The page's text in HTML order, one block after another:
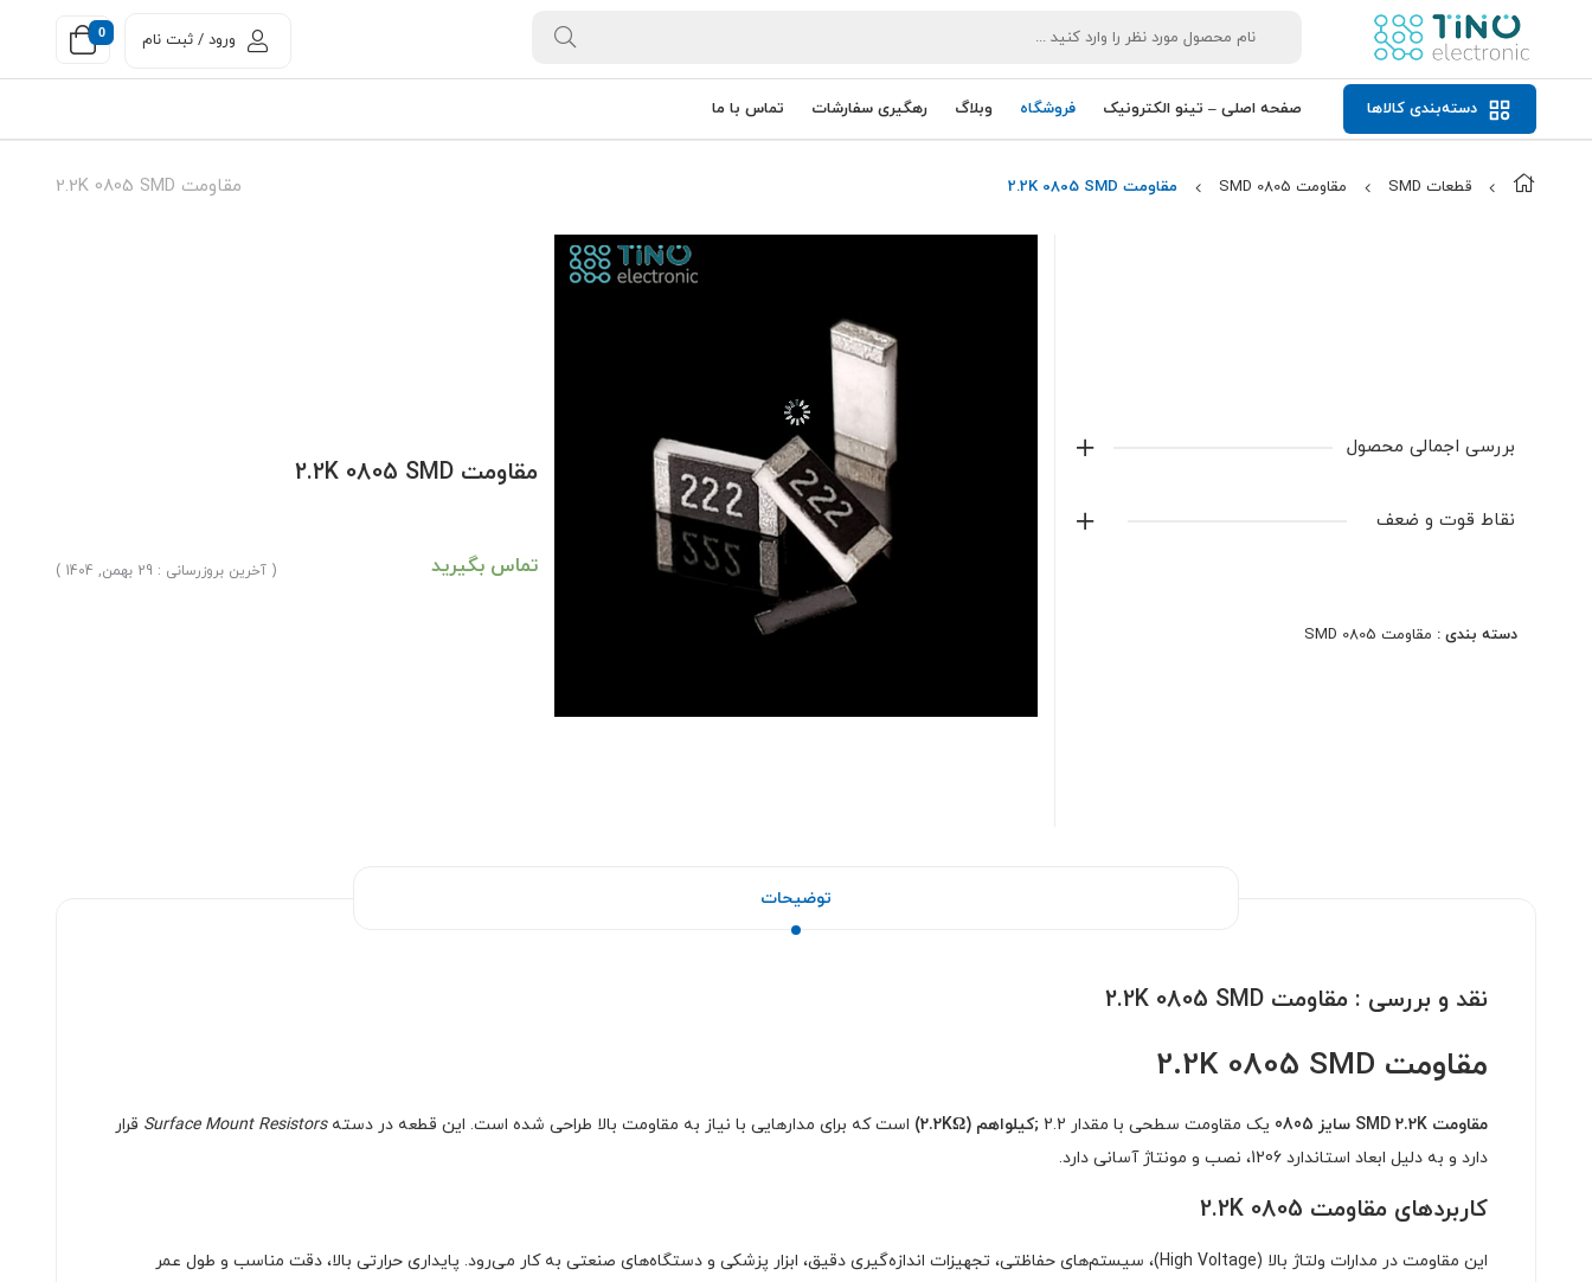
0 ورود / ثبت نام
دسته‌بندی کالاها صفحه اصلی – تینو الکترونیک فروشگاه وبلاگ رهگیری سفارشات تماس با ما
مقاومت 2.2K 0805 SMD قطعات SMD مقاومت 0805 SMD مقاومت 2.2K 0805 SMD
بررسی اجمالی محصول
نقاط قوت و ضعف
دسته بندی : مقاومت 0805 SMD
مقاومت 2.2K 0805 SMD
تماس بگیرید ( آخرین بروزرسانی : 29 بهمن, 1404 )
توضیحات
نقد و بررسی : مقاومت 2.2K 0805 SMD
مقاومت 2.2K 0805 SMD
مقاومت SMD 2.2K سایز 0805 یک مقاومت سطحی با مقدار 2.2 ;کیلواهم (2.2KΩ) است که برای مدارهایی با نیاز به مقاومت بالا طراحی شده است. این قطعه در دستهSurface Mount Resistors قرار
دارد و به دلیل ابعاد استاندارد 1206، نصب و مونتاژ آسانی دارد.
کاربردهای مقاومت 2.2K 0805
این مقاومت در مدارات ولتاژ بالا (High Voltage)، سیستم‌های حفاظتی، تجهیزات اندازه‌گیری دقیق، ابزار پزشکی و دستگاه‌های صنعتی به کار می‌رود. پایداری حرارتی بالا، دقت مناسب و طول عمر